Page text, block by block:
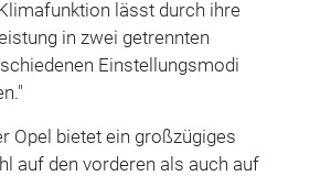
lässt durch ihre
in zwei getrennten
Einstellungsmodi
Opel bietet ein großzügiges
auf den vorderen als auch auf